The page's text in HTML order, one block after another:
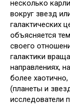
несколько
вокруг звезд
галактических
объясняется
своего
галактики
направлениях,
более
(планеты и
исследователи